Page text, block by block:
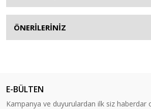
ÖNERİLERİNİZ
E-BÜLTEN
Kampanya ve duyurulardan ilk siz haberdar